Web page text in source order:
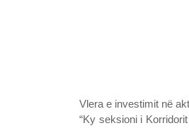
Vlera e investimit në
“Ky seksioni i